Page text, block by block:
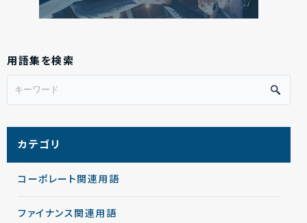
用語集を検索
カテゴリ
コーポレート関連用語
ファイナンス関連用語